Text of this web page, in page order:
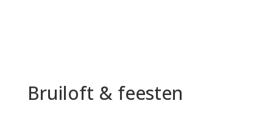
Bruiloft & feesten